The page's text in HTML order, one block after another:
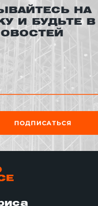
НА
И БУДЬТЕ В
ПОДПИСАТЬСЯ